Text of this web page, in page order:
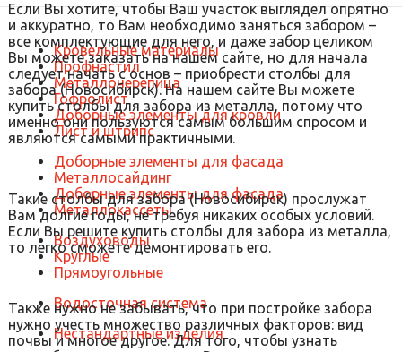
Если Вы хотите, чтобы Ваш участок выглядел опрятно
и аккуратно, то Вам необходимо заняться забором –
все комплектующие для него, и даже забор целиком
Вы можете заказать на нашем сайте, но для начала
следует начать с основ – приобрести столбы для
забора (Новосибирск). На нашем сайте Вы можете
купить столбы для забора из металла, потому что
именно они пользуются самым большим спросом и
являются самыми практичными.
Такие столбы для забора (Новосибирск) прослужат
Вам долгие годы, не требуя никаких особых условий.
Если Вы решите купить столбы для забора из металла,
то легко сможете демонтировать его.
Также нужно не забывать, что при постройке забора
нужно учесть множество различных факторов: вид
почвы и многое другое. Для того, чтобы узнать
Кровельные материалы
Профнастил
Металлочерепица
Гофролист
Доборные элементы для кровли
Лист и штрипс
Доборные элементы для фасада
Металлосайдинг
Доборные элементы для фасада
Металлокассеты
Воздуховоды
Круглые
Прямоугольные
Водосточная система
Нестандартные изделия